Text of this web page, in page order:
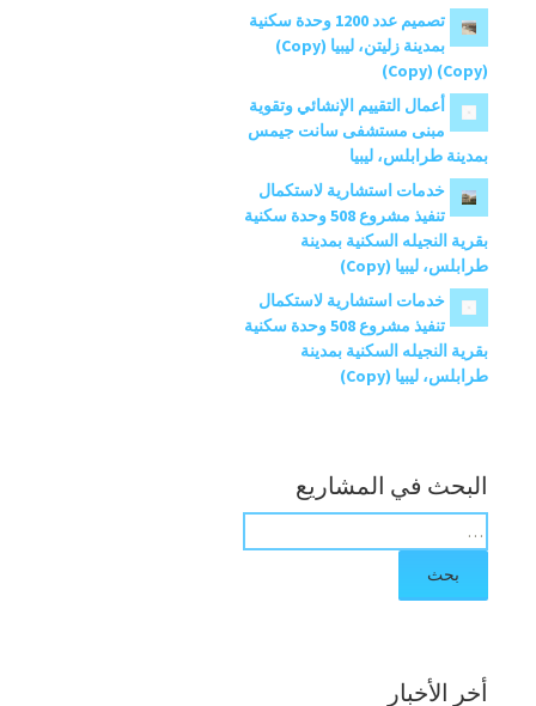
تصميم عدد 1200 وحدة سكنية
بمدينة زليتن، ليبيا (Copy)
(Copy) (Copy)
أعمال التقييم الإنشائي وتقوية
مبنى مستشفى سانت جيمس
بمدينة طرابلس، ليبيا
خدمات استشارية لاستكمال
تنفيذ مشروع 508 وحدة سكنية
بقرية النجيله السكنية بمدينة
طرابلس، ليبيا (Copy)
خدمات استشارية لاستكمال
تنفيذ مشروع 508 وحدة سكنية
بقرية النجيله السكنية بمدينة
طرابلس، ليبيا (Copy)
البحث في المشاريع
ح
ع
أخر الأخبار